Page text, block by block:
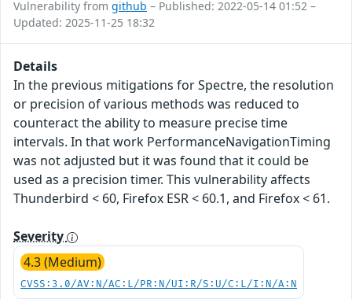
Vulnerability from github – Published: 2022-05-14 01:52 –
Updated: 2025-11-25 18:32
Details
In the previous mitigations for Spectre, the resolution
or precision of various methods was reduced to
counteract the ability to measure precise time
intervals. In that work PerformanceNavigationTiming
was not adjusted but it was found that it could be
used as a precision timer. This vulnerability affects
Thunderbird < 60, Firefox ESR < 60.1, and Firefox < 61.
Severity
4.3 (Medium)
CVSS:3.0/AV:N/AC:L/PR:N/UI:R/S:U/C:L/I:N/A:N